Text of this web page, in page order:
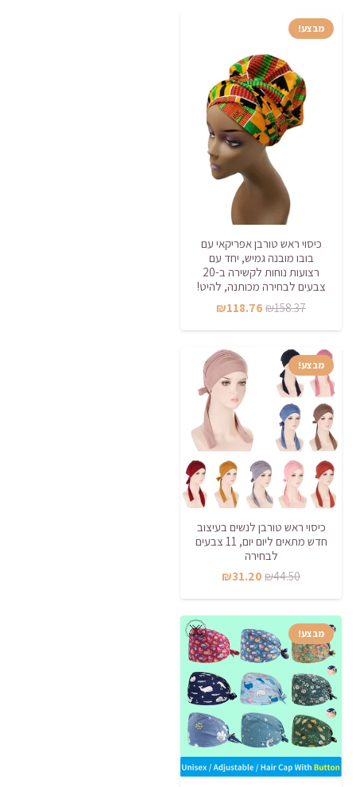
מבצע!
כיסוי ראש טורבן אפריקאי עם
בובו מובנה גמיש, יחד עם
רצועות נוחות לקשירה ב-20
צבעים לבחירה מכותנה, להיט!
₪158.37
המחיר
המקורי
₪158.37.
₪118.76
הנוכחי
₪118.76.
מבצע!
כיסוי ראש טורבן לנשים בעיצוב
חדש מתאים ליום יום, 11 צבעים
לבחירה
₪44.50
המחיר
המקורי
היה:
₪44.50.
₪31.20
הנוכחי
הוא:
₪31.20.
מבצע!